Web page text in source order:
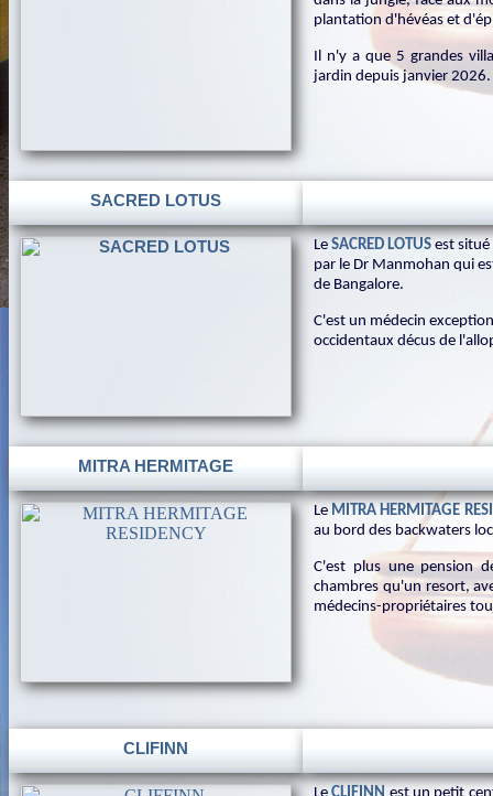
plantation d'hévéas et
Il n'y a que 5 grandes
jardin depuis janvier 2026.
SACRED LOTUS
Le SACRED LOTUS est situé
par le Dr Manmohan qui
de Bangalore.
C'est un médecin
occidentaux décus de
MITRA HERMITAGE
Le MITRA HERMITAGE
au bord des backwaters
C'est plus une pension
chambres qu'un resort,
médecins-propriétaires
CLIFINN